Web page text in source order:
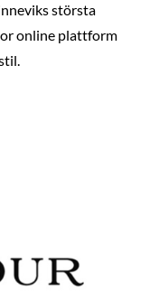
största
online plattform